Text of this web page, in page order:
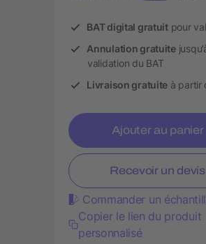
BAT digital gratuitpour
Annulation gratuite
validation du BAT
Livraison gratuite à partir
Ajouter au panier
Recevoir un devis
Commander un
Copier le lien du produit
personnalisé